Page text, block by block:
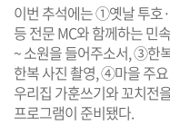
이번 추석에는 ①옛날 투호
등 전문 MC와 함께하는 민
~ 소원을 들어주소서, ③한
한복 사진 촬영, ④마을 주
우리집 가훈쓰기와 꼬치전
프로그램이 준비됐다.